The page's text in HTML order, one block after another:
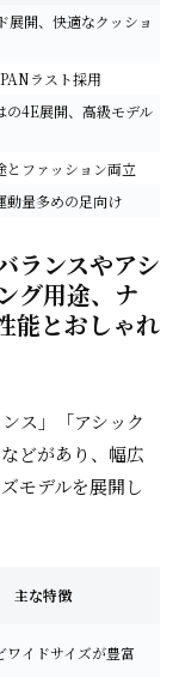
展開、快適なクッショ
ラスト採用
の4E展開、高級モデル
とファッション両立
動量多めの足向け
ランスやアシ
グ用途、ナ
能とおしゃれ
ス」「アシック
どがあり、幅広
モデルを展開し
主な特徴
ワイドサイズが豊富